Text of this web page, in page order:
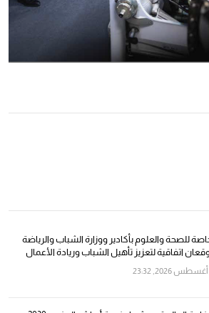
للصحة والعلوم بأكادير ووزارة الشباب والرياضة
اتفاقية لتعزيز تأهيل الشباب وريادة الأعمال